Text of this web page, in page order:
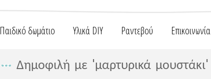
Παιδικό δωμάτιο Υλικά DIY Ραντεβού Επικοινωνία
Δημοφιλή με 'μαρτυρικά μουστάκι'